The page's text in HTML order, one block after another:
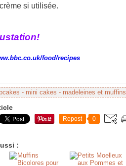
si utilisée.
food/recipes
- mini cakes - madeleines et muffins
Repost 0
: